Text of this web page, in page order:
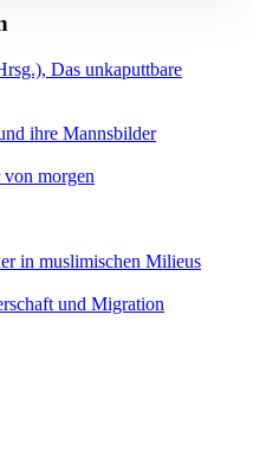
Das unkaputtbare
ihre Mannsbilder
morgen
in muslimischen Milieus
und Migration